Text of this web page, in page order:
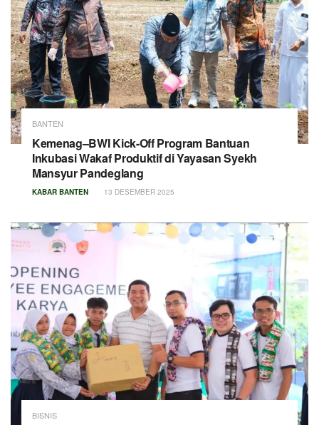
BANTEN
Kemenag–BWI Kick-Off Program Bantuan
Inkubasi Wakaf Produktif di Yayasan Syekh
Mansyur Pandeglang
KABAR BANTEN 13 DESEMBER 2025
BISNIS